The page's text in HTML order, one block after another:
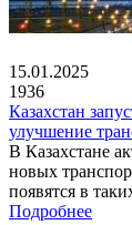
15.01.2025
1936
Казахстан
улучшение
В Казахстане
новых
появятся в
Подробнее